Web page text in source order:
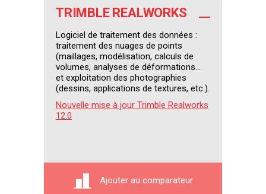
TRIMBLE REALWORKS
Logiciel de traitement des données :
traitement des nuages de points
(maillages, modélisation, calculs de
volumes, analyses de déformations...
et exploitation des photographies
(dessins, applications de textures, etc.).
Nouvelle mise à jour Trimble Realworks
12.0
Ajouter au comparateur